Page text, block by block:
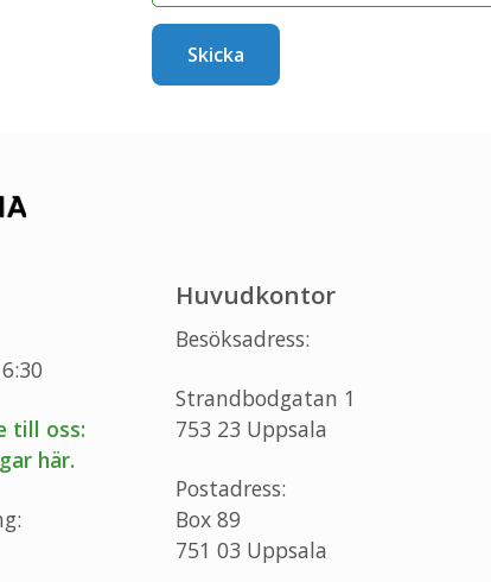
Skicka
till oss:
här.
Huvudkontor
Besöksadress:
Strandbodgatan 1
753 23 Uppsala
Postadress:
Box 89
751 03 Uppsala